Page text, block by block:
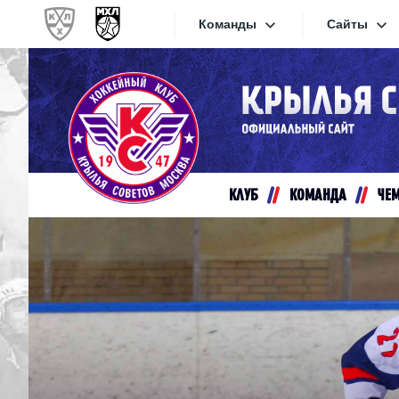
Команды
Конференция «Запад»
Дивизион Золотой
Академия Михайлова
Красная Армия
Локо
МХК Динамо СПб
МХК Динамо-М
МХК Спартак
Сайты
Сайты
КЛУБ КОМАНДА